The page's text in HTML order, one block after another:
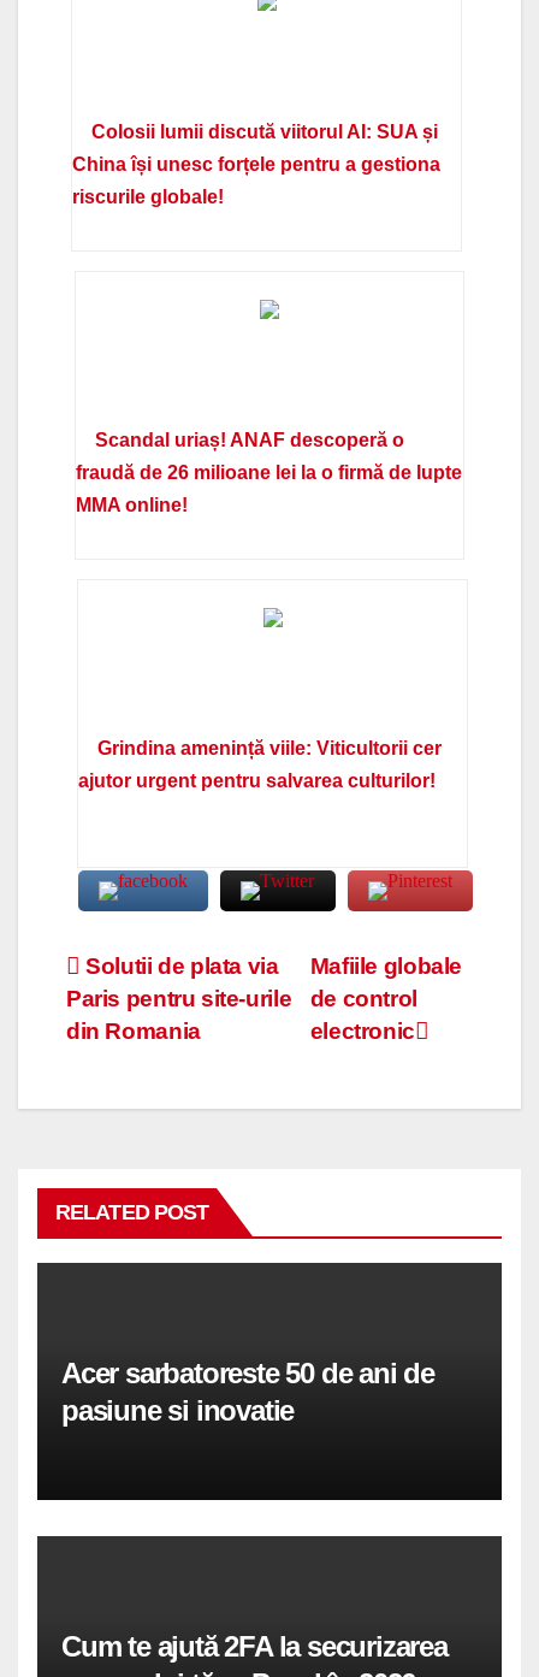
Colosii lumii discută viitorul AI: SUA și
China își unesc forțele pentru a gestiona
riscurile globale!
Scandal uriaș! ANAF descoperă o
fraudă de 26 milioane lei la o firmă de lupte
MMA online!
Grindina amenință viile: Viticultorii cer
ajutor urgent pentru salvarea culturilor!
Navigare
în
Mafiile globale
de control
electronic
Solutii de plata via
Paris pentru site-urile
din Romania
RELATED POST
Acer sarbatoreste 50 de ani de
pasiune si inovatie
Cum te ajută 2FA la securizarea